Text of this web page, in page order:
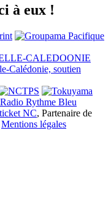
à eux !
NC, Partenaire de
Mentions légales